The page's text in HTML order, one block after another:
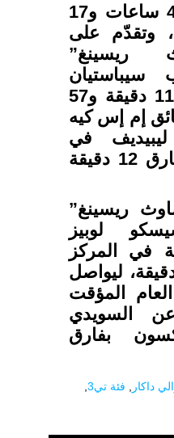
وسجل كوينتيرو 4 ساعات و17
ثانية، وتقدّم على
ريسينغ”
سيباستيان
إريكسون بفارق 11 دقيقة و57
إم إس كيه
في
المركز الثالث بفارق 12 دقيقة
ريسينغ”
لوبيز
في المركز
بفارق 17 دقيقة، ليواصل
المؤقت
السويدي
بفارق
داكار فئة تي3